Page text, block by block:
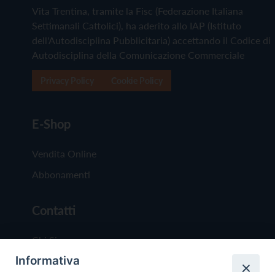
Vita Trentina, tramite la Fisc (Federazione Italiana
Settimanali Cattolici), ha aderito allo IAP (Istituto
dell'Autodisciplina Pubblicitaria) accettando il Codice di
Autodisciplina della Comunicazione Commerciale
E-Shop
Vendita Online
Abbonamenti
Contatti
Chi Siamo
Redazione
Informativa